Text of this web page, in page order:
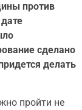
против
сделано
делать
пройти не